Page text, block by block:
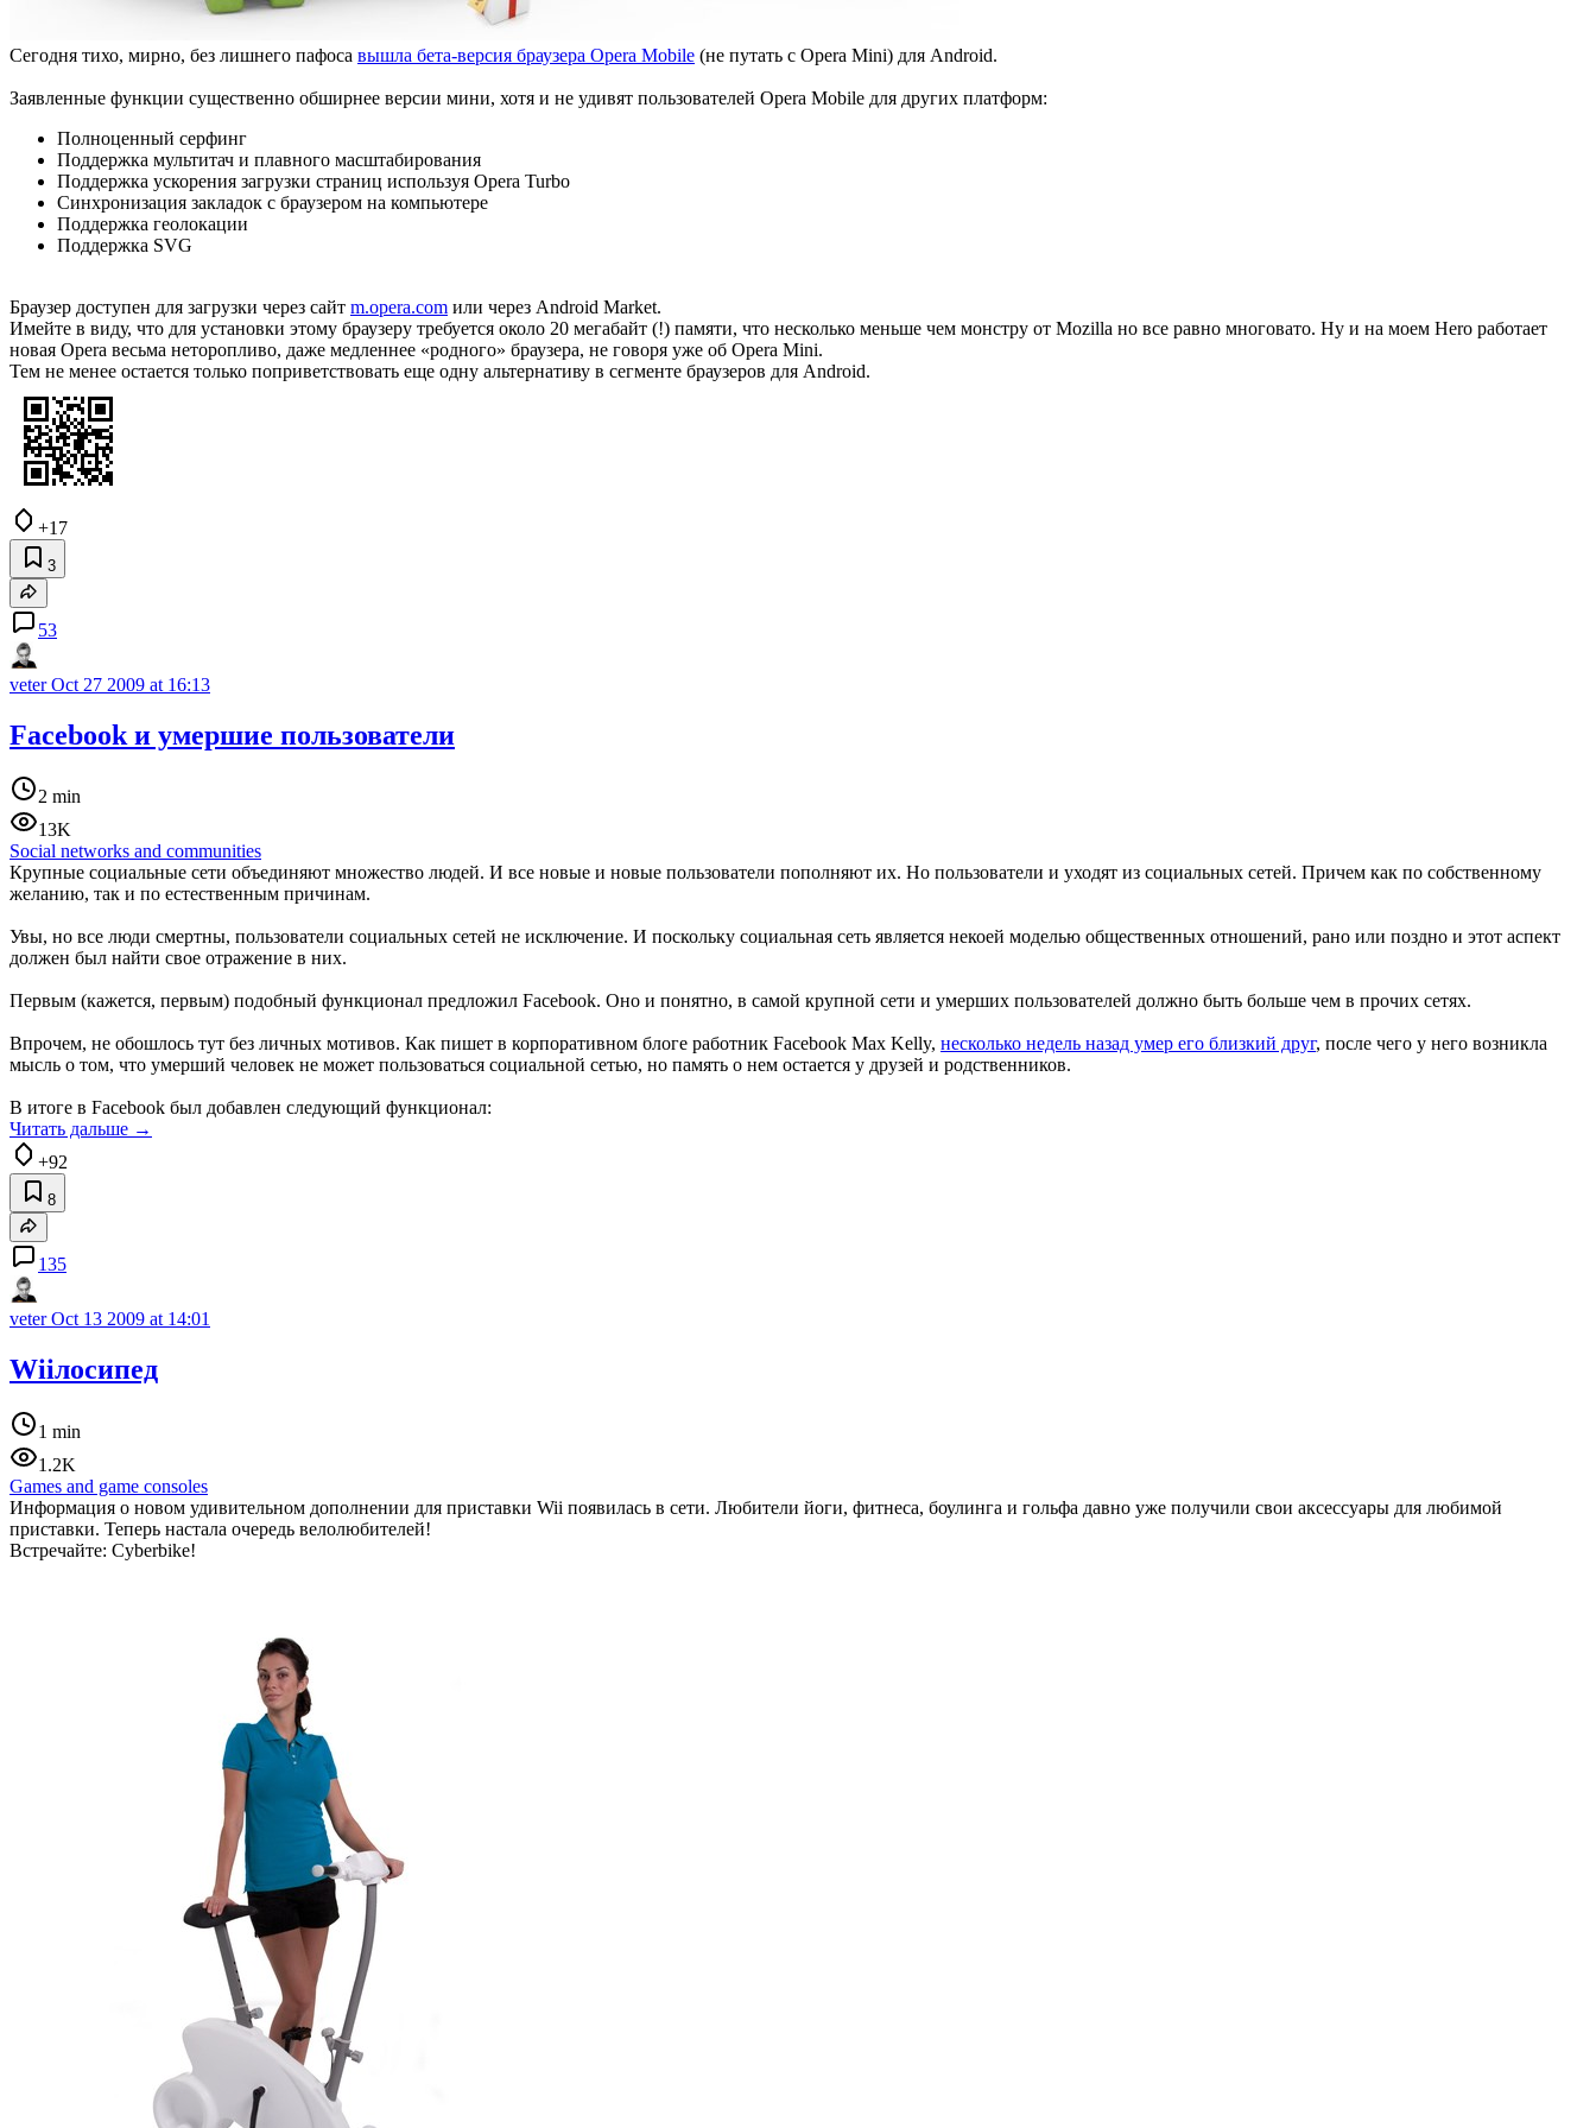
Сегодня тихо, мирно, без лишнего пафоса вышла бета-версия браузера Opera Mobile (не путать с Opera Mini) для Android.
Заявленные функции существенно обширнее версии мини, хотя и не удивят пользователей Opera Mobile для других платформ:
Полноценный серфинг
Поддержка мультитач и плавного масштабирования
Поддержка ускорения загрузки страниц используя Opera Turbo
Синхронизация закладок с браузером на компьютере
Поддержка геолокации
Поддержка SVG
Браузер доступен для загрузки через сайт m.opera.com или через Android Market.
Имейте в виду, что для установки этому браузеру требуется около 20 мегабайт (!) памяти, что несколько меньше чем монстру от Mozilla но все равно многовато. Ну и на моем Hero работает
новая Opera весьма неторопливо, даже медленнее «родного» браузера, не говоря уже об Opera Mini.
Тем не менее остается только поприветствовать еще одну альтернативу в сегменте браузеров для Android.
+17
3
53
veterOct 27 2009 at 16:13
Facebook и умершие пользователи
2 min
13K
Social networks and communities
Крупные социальные сети объединяют множество людей. И все новые и новые пользователи пополняют их. Но пользователи и уходят из социальных сетей. Причем как по собственному
желанию, так и по естественным причинам.
Увы, но все люди смертны, пользователи социальных сетей не исключение. И поскольку социальная сеть является некоей моделью общественных отношений, рано или поздно и этот аспект
должен был найти свое отражение в них.
Первым (кажется, первым) подобный функционал предложил Facebook. Оно и понятно, в самой крупной сети и умерших пользователей должно быть больше чем в прочих сетях.
Впрочем, не обошлось тут без личных мотивов. Как пишет в корпоративном блоге работник Facebook Max Kelly, несколько недель назад умер его близкий друг, после чего у него возникла
мысль о том, что умерший человек не может пользоваться социальной сетью, но память о нем остается у друзей и родственников.
В итоге в Facebook был добавлен следующий функционал:
Читать дальше →
+92
8
135
veterOct 13 2009 at 14:01
Wiiлосипед
1 min
1.2K
Games and game consoles
Информация о новом удивительном дополнении для приставки Wii появилась в сети. Любители йоги, фитнеса, боулинга и гольфа давно уже получили свои аксессуары для любимой
приставки. Теперь настала очередь велолюбителей!
Встречайте: Cyberbike!